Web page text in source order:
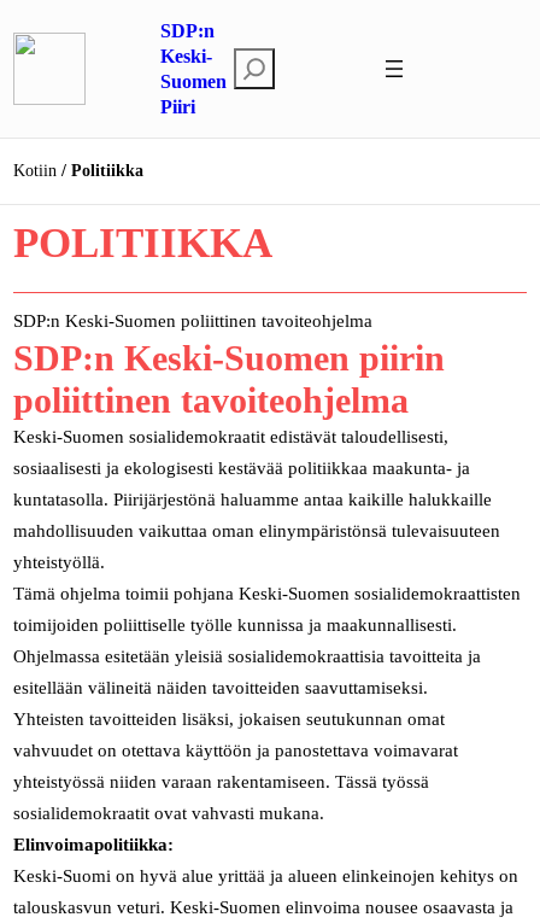
sisältöön
SDP:n
Keski-
Suomen
Piiri
t
Kotiin Politiikka
POLITIIKKA
SDP:n Keski-Suomen poliittinen tavoiteohjelma
SDP:n Keski-Suomen piirin
poliittinen tavoiteohjelma
Keski-Suomen sosialidemokraatit edistävät taloudellisesti,
sosiaalisesti ja ekologisesti kestävää politiikkaa maakunta- ja
kuntatasolla. Piirijärjestönä haluamme antaa kaikille halukkaille
mahdollisuuden vaikuttaa oman elinympäristönsä tulevaisuuteen
yhteistyöllä.
Tämä ohjelma toimii pohjana Keski-Suomen sosialidemokraattisten
toimijoiden poliittiselle työlle kunnissa ja maakunnallisesti.
Ohjelmassa esitetään yleisiä sosialidemokraattisia tavoitteita ja
esitellään välineitä näiden tavoitteiden saavuttamiseksi.
Yhteisten tavoitteiden lisäksi, jokaisen seutukunnan omat
vahvuudet on otettava käyttöön ja panostettava voimavarat
yhteistyössä niiden varaan rakentamiseen. Tässä työssä
sosialidemokraatit ovat vahvasti mukana.
Elinvoimapolitiikka:
Keski-Suomi on hyvä alue yrittää ja alueen elinkeinojen kehitys on
talouskasvun veturi. Keski-Suomen elinvoima nousee osaavasta ja